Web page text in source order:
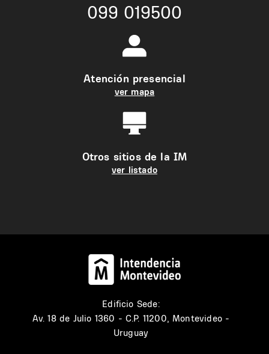
099 019500
Atención presencial
ver mapa
Otros sitios de la IM
ver listado
Edificio Sede:
Av. 18 de Julio 1360 - C.P. 11200, Montevideo -
Uruguay